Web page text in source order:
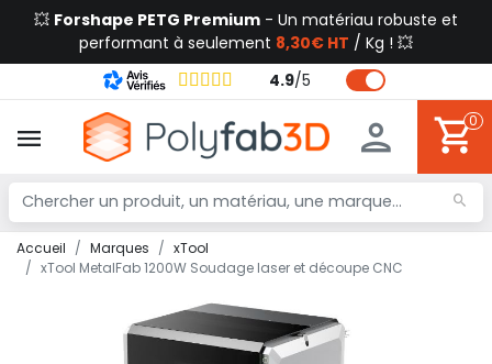
💥 Forshape PETG Premium - Un matériau robuste et
performant à seulement 8,30€ HT / Kg ! 💥
4.9/5
0
Accueil Marques
xTool
xTool MetalFab 1200W Soudage laser et découpe CNC